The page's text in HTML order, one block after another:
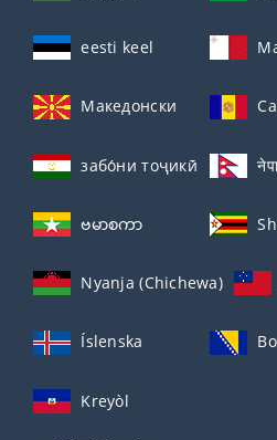
eesti keel
Македонски
забо́ни тоҷикӣ́
ဗမာစကာ
Nyanja (Chichewa)
Íslenska
Kreyòl